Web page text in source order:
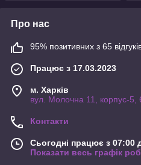
Про нас
95% позитивних з 65
Працює з 17.03.2023
м. Харків
вул. Молочна 11, корпус-5,
Контакти
Сьогодні працює з 07:00
Показати весь графік